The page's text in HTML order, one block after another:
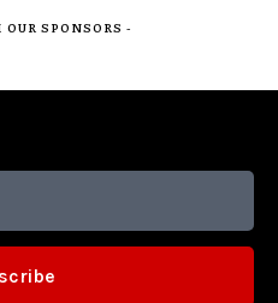
SPONSORS -